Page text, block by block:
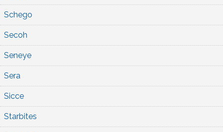
Schego
Secoh
Seneye
Sera
Sicce
Starbites